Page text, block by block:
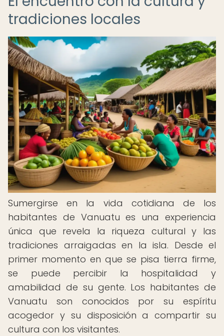
tradiciones locales
Sumergirse en la vida cotidiana de los
habitantes de Vanuatu es una experiencia
única que revela la riqueza cultural y las
tradiciones arraigadas en la isla. Desde el
primer momento en que se pisa tierra firme,
se puede percibir la hospitalidad y
amabilidad de su gente. Los habitantes de
Vanuatu son conocidos por su espíritu
acogedor y su disposición a compartir su
cultura con los visitantes.